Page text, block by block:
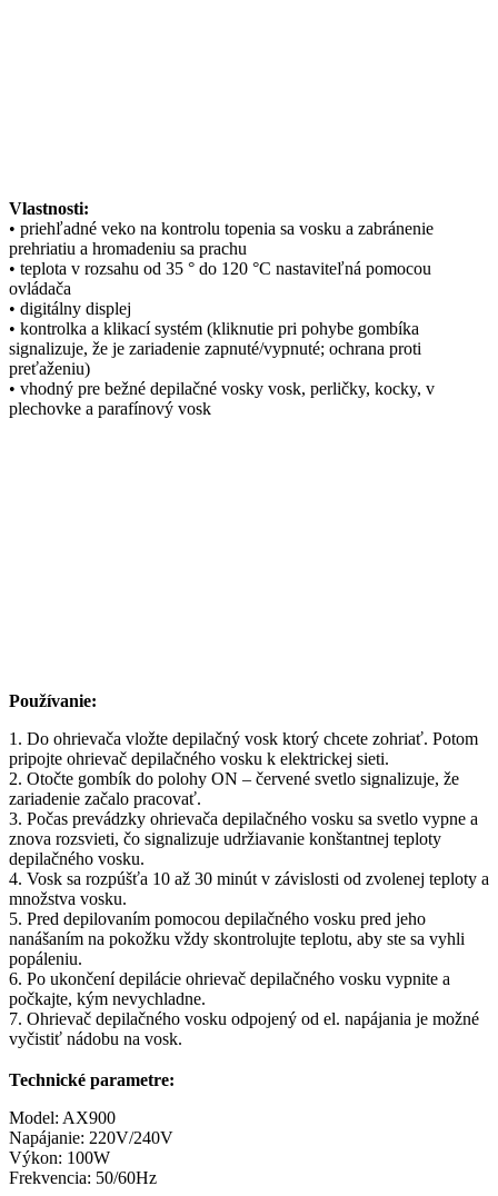
Vlastnosti:
• priehľadné veko na kontrolu topenia sa vosku a zabránenie
prehriatiu a hromadeniu sa prachu
• teplota v rozsahu od 35 ° do 120 °C nastaviteľná pomocou
ovládača
• digitálny displej
• kontrolka a klikací systém (kliknutie pri pohybe gombíka
signalizuje, že je zariadenie zapnuté/vypnuté; ochrana proti
preťaženiu)
• vhodný pre bežné depilačné vosky vosk, perličky, kocky, v
plechovke a parafínový vosk
Používanie:
1. Do ohrievača vložte depilačný vosk ktorý chcete zohriať. Potom
pripojte ohrievač depilačného vosku k elektrickej sieti.
2. Otočte gombík do polohy ON – červené svetlo signalizuje, že
zariadenie začalo pracovať.
3. Počas prevádzky ohrievača depilačného vosku sa svetlo vypne a
znova rozsvieti, čo signalizuje udržiavanie konštantnej teploty
depilačného vosku.
4. Vosk sa rozpúšťa 10 až 30 minút v závislosti od zvolenej teploty a
množstva vosku.
5. Pred depilovaním pomocou depilačného vosku pred jeho
nanášaním na pokožku vždy skontrolujte teplotu, aby ste sa vyhli
popáleniu.
6. Po ukončení depilácie ohrievač depilačného vosku vypnite a
počkajte, kým nevychladne.
7. Ohrievač depilačného vosku odpojený od el. napájania je možné
vyčistiť nádobu na vosk.
Technické parametre:
Model: AX900
Napájanie: 220V/240V
Výkon: 100W
Frekvencia: 50/60Hz